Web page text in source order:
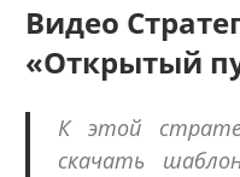
Видео
«Открытый
К этой
скачать